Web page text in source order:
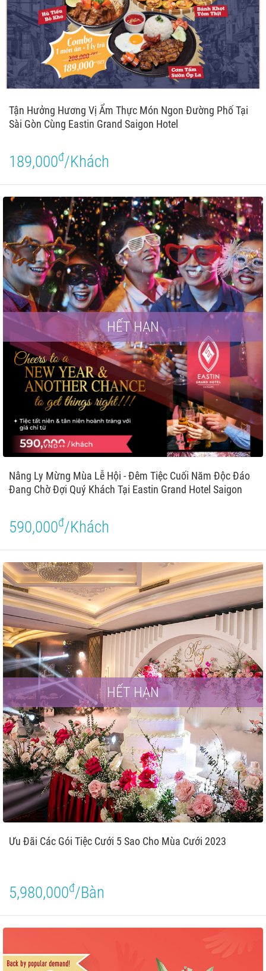
Tận Hưởng Hương Vị Ẩm Thực Món Ngon Đường Phố Tại
Sài Gòn Cùng Eastin Grand Saigon Hotel
189,000đ/Khách
HẾT HẠN
Nâng Ly Mừng Mùa Lễ Hội - Đêm Tiệc Cuối Năm Độc Đáo
Đang Chờ Đợi Quý Khách Tại Eastin Grand Hotel Saigon
590,000đ/Khách
HẾT HẠN
Ưu Đãi Các Gói Tiệc Cưới 5 Sao Cho Mùa Cưới 2023
5,980,000đ/Bàn